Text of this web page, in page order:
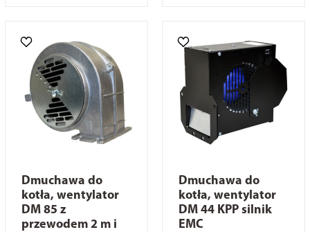
Dmuchawa do
kotła, wentylator
DM 85 z
przewodem 2 m i
Dmuchawa do
kotła, wentylator
DM 44 KPP silnik
EMC